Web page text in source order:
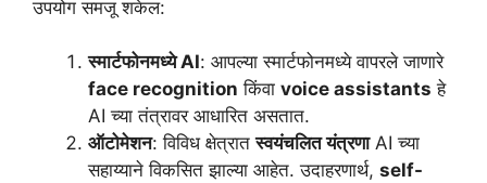
उपयोग समजू शकेल:
स्मार्टफोनमध्ये AI: आपल्या स्मार्टफोनमध्ये वापरले जाणारे
face recognition किंवा voice assistants हे
AI च्या तंत्रावर आधारित असतात.
ऑटोमेशन: विविध क्षेत्रातस्वयंचलित यंत्रणाAI च्या
सहाय्याने विकसित झाल्या आहेत. उदाहरणार्थ, self-